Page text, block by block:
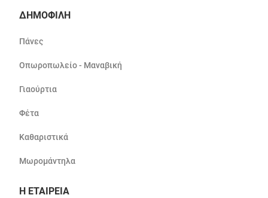
ΔΗΜΟΦΙΛΗ
Πάνες
Οπωροπωλείο - Μαναβική
Γιαούρτια
Φέτα
Καθαριστικά
Μωρομάντηλα
Η ΕΤΑΙΡΕΙΑ